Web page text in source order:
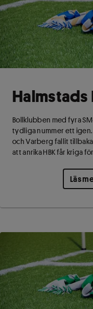
Halmstads
Bollklubben med fyra
tydliga nummer ett
och Varberg fallit
att anrika HBK får kriga
Läs